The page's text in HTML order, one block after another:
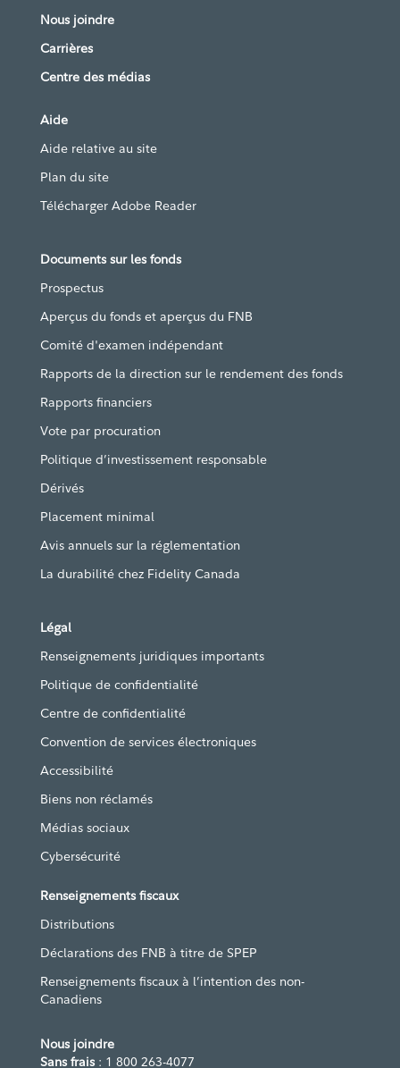
Nous joindre
Carrières
Centre des médias
Aide
Aide relative au site
Plan du site
Télécharger Adobe Reader
Documents sur les fonds
Prospectus
Aperçus du fonds et aperçus du FNB
Comité d'examen indépendant
Rapports de la direction sur le rendement des fonds
Rapports financiers
Vote par procuration
Politique d’investissement responsable
Dérivés
Placement minimal
Avis annuels sur la réglementation
La durabilité chez Fidelity Canada
Légal
Renseignements juridiques importants
Politique de confidentialité
Centre de confidentialité
Convention de services électroniques
Accessibilité
Biens non réclamés
Médias sociaux
Cybersécurité
Renseignements fiscaux
Distributions
Déclarations des FNB à titre de SPEP
Renseignements fiscaux à l’intention des non-
Canadiens
Nous joindre
Sans frais: 1 800 263-4077